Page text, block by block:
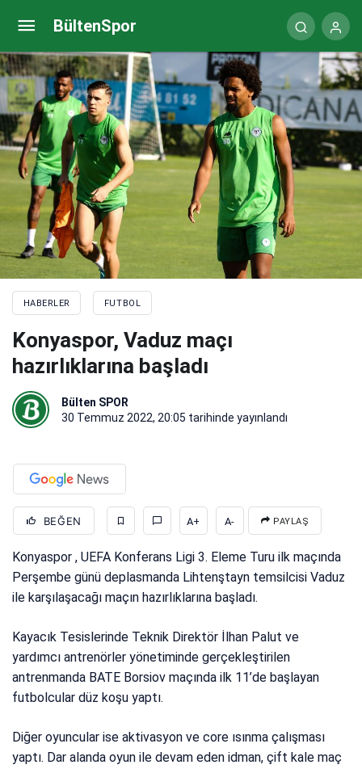
BültenSpor
HABERLER FUTBOL
Konyaspor, Vaduz maçı
hazırlıklarına başladı
Bülten SPOR
30 Temmuz 2022, 20:05 tarihinde yayınlandı
BEĞEN A+ A- PAYLAŞ
Konyaspor , UEFA Konferans Ligi 3. Eleme Turu ilk maçında
Perşembe günü deplasmanda Lihtenştayn temsilcisi Vaduz
ile karşılaşacağı maçın hazırlıklarına başladı.
Kayacık Tesislerinde Teknik Direktör İlhan Palut ve
yardımcı antrenörler yönetiminde gerçekleştirilen
antrenmanda BATE Borsiov maçında ilk 11’de başlayan
futbolcular düz koşu yaptı.
Diğer oyuncular ise aktivasyon ve core ısınma çalışması
yaptı. Dar alanda oyun ile devam eden idman, çift kale maç
Sakaryaspor-Fatih Karagümrük hazırlık maçında 6
gol